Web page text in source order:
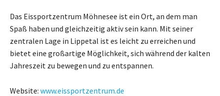
Das Eissportzentrum Möhnesee ist ein Ort, an dem man
Spaß haben und gleichzeitig aktiv sein kann. Mit seiner
zentralen Lage in Lippetal ist es leicht zu erreichen und
bietet eine großartige Möglichkeit, sich während der kalten
Jahreszeit zu bewegen und zu entspannen.
Website: www.eissportzentrum.de